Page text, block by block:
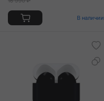
В наличии